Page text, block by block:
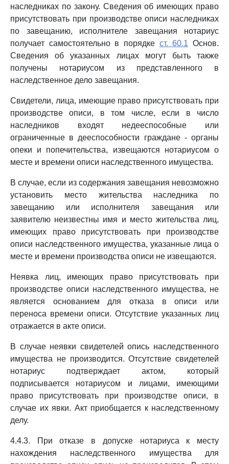
наследниках по закону. Сведения об имеющих право
присутствовать при производстве описи наследниках
по завещанию, исполнителе завещания нотариус
получает самостоятельно в порядке ст. 60.1 Основ.
Сведения об указанных лицах могут быть также
получены нотариусом из представленного в
наследственное дело завещания.
Свидетели, лица, имеющие право присутствовать при
производстве описи, в том числе, если в число
наследников входят недееспособные или
ограниченные в дееспособности граждане - органы
опеки и попечительства, извещаются нотариусом о
месте и времени описи наследственного имущества.
В случае, если из содержания завещания невозможно
установить место жительства наследника по
завещанию или исполнителя завещания или
заявителю неизвестны имя и место жительства лиц,
имеющих право присутствовать при производстве
описи наследственного имущества, указанные лица о
месте и времени производства описи не извещаются.
Неявка лиц, имеющих право присутствовать при
производстве описи наследственного имущества, не
является основанием для отказа в описи или
переноса времени описи. Отсутствие указанных лиц
отражается в акте описи.
В случае неявки свидетелей опись наследственного
имущества не производится. Отсутствие свидетелей
нотариус подтверждает актом, который
подписывается нотариусом и лицами, имеющими
право присутствовать при производстве описи, в
случае их явки. Акт приобщается к наследственному
делу.
4.4.3. При отказе в допуске нотариуса к месту
нахождения наследственного имущества для